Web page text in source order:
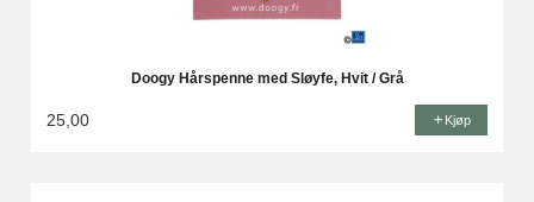
Doogy Hårspenne med Sløyfe, Hvit / Grå
25,00 Kjøp